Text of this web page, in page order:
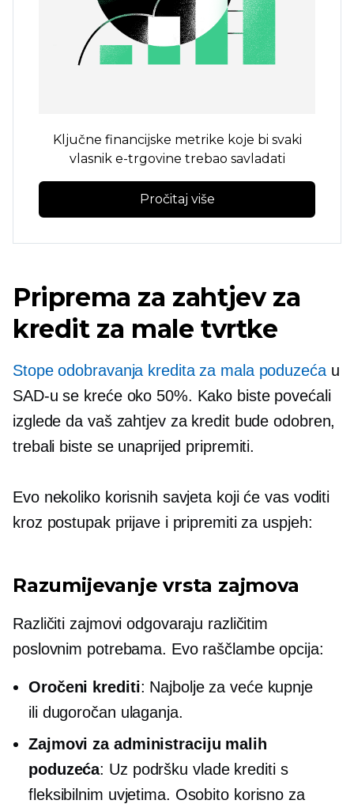
Ključne financijske metrike koje bi svaki
vlasnik e-trgovine trebao savladati
Pročitaj više
Priprema za zahtjev za
kredit za male tvrtke
Stope odobravanja kredita za mala poduzećau
SAD-u se kreće oko 50%. Kako biste povećali
izglede da vaš zahtjev za kredit bude odobren,
trebali biste se unaprijed pripremiti.
Evo nekoliko korisnih savjeta koji će vas voditi
kroz postupak prijave i pripremiti za uspjeh:
Razumijevanje vrsta zajmova
Različiti zajmovi odgovaraju različitim
poslovnim potrebama. Evo raščlambe opcija:
Oročeni krediti: Najbolje za veće kupnje
ili dugoročan ulaganja.
Zajmovi za administraciju malih
poduzeća: Uz podršku vladekrediti s
fleksibilnim uvjetima. Osobito korisno za